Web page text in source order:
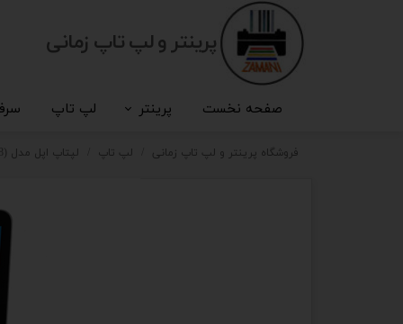
پرینتر و لپ تاپ زمانی
صفحه نخست پرینتر لپ تاپ
فروشگاه پرینتر و لپ تاپ زمانی لپ تاپ لپتاپ اپل مدل (Laptop Apple Macbook Pro A1990 (2018